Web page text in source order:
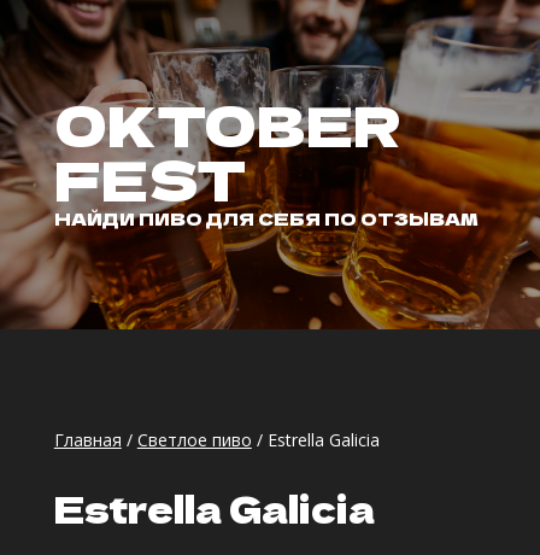
OKTOBER
FEST
НАЙДИ ПИВО ДЛЯ СЕБЯ ПО ОТЗЫВАМ
Главная / Светлое пиво / Estrella Galicia
Estrella Galicia